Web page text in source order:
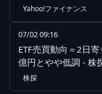
Yahoo!ファイナンス
07/02 09:16
ETF売買動向＝2日
億円とやや低調 - 株
株探